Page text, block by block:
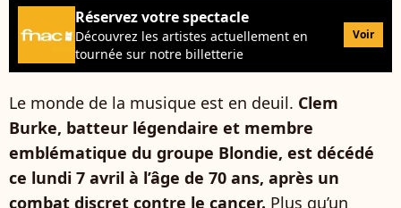
Réservez votre spectacle
Découvrez les artistes actuellement en
tournée sur notre billetterie
Voir
Le monde de la musique est en deuil. Clem
Burke, batteur légendaire et membre
emblématique du groupe Blondie, est décédé
ce lundi 7 avril à l’âge de 70 ans, après un
combat discret contre le cancer. Plus qu’un